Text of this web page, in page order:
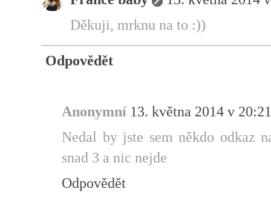
Děkuji, mrknu na to :))
Odpovědět
Anonymní 13. května 2014 v 20:21
Nedal by jste sem někdo odkaz
snad 3 a nic nejde
Odpovědět